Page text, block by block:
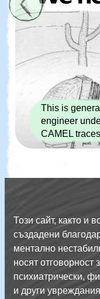
This is
engineer
CAMEL
Този сайт, както и
създадени
ментално
носят отговорност
психиатрически,
и други